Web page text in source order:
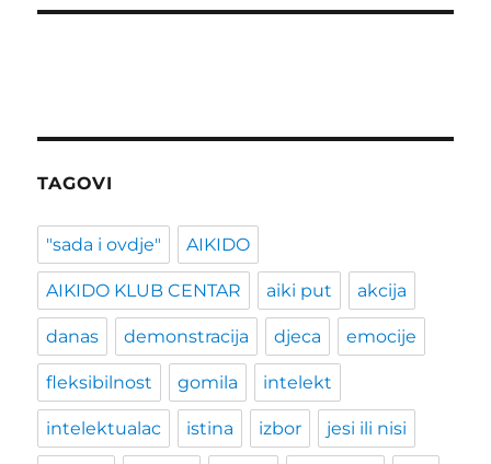
TAGOVI
"sada i ovdje" AIKIDO
AIKIDO KLUB CENTAR aiki put akcija
danas demonstracija djeca emocije
fleksibilnost gomila intelekt
intelektualac istina izbor jesi ili nisi